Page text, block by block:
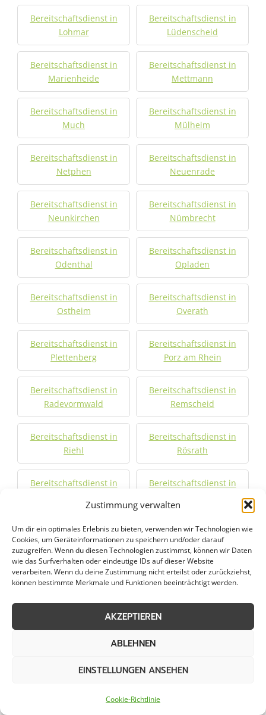
Zustimmung verwalten
Um dir ein optimales Erlebnis zu bieten, verwenden wir Technologien wie
Cookies, um Geräteinformationen zu speichern und/oder darauf
zuzugreifen. Wenn du diesen Technologien zustimmst, können wir Daten
wie das Surfverhalten oder eindeutige IDs auf dieser Website
verarbeiten. Wenn du deine Zustimmung nicht erteilst oder zurückziehst,
können bestimmte Merkmale und Funktionen beeinträchtigt werden.
AKZEPTIEREN
ABLEHNEN
EINSTELLUNGEN ANSEHEN
Cookie-Richtlinie
Bereitschaftsdienst in
Lohmar
Bereitschaftsdienst in
Lüdenscheid
Bereitschaftsdienst in
Marienheide
Bereitschaftsdienst in
Mettmann
Bereitschaftsdienst in
Much
Bereitschaftsdienst in
Mülheim
Bereitschaftsdienst in
Netphen
Bereitschaftsdienst in
Neuenrade
Bereitschaftsdienst in
Neunkirchen
Bereitschaftsdienst in
Nümbrecht
Bereitschaftsdienst in
Odenthal
Bereitschaftsdienst in
Opladen
Bereitschaftsdienst in
Ostheim
Bereitschaftsdienst in
Overath
Bereitschaftsdienst in
Plettenberg
Bereitschaftsdienst in
Porz am Rhein
Bereitschaftsdienst in
Radevormwald
Bereitschaftsdienst in
Remscheid
Bereitschaftsdienst in
Riehl
Bereitschaftsdienst in
Rösrath
Bereitschaftsdienst in
Bereitschaftsdienst in
Bereitschaftsdienst in
Schalksmühle
Bereitschaftsdienst in
Schmallenberg
Bereitschaftsdienst in
Bereitschaftsdienst in
Schwerte
Bereitschaftsdienst in
Bereitschaftsdienst in
Bereitschaftsdienst in
Bereitschaftsdienst in